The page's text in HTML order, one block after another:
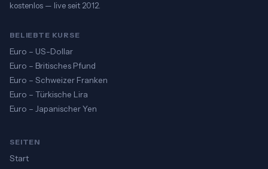
kostenlos — live seit 2012.
BELIEBTE KURSE
Euro – US-Dollar
Euro – Britisches Pfund
Euro – Schweizer Franken
Euro – Türkische Lira
Euro – Japanischer Yen
SEITEN
Start